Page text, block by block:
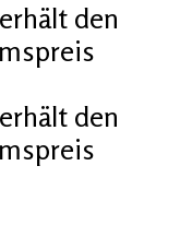
den
den